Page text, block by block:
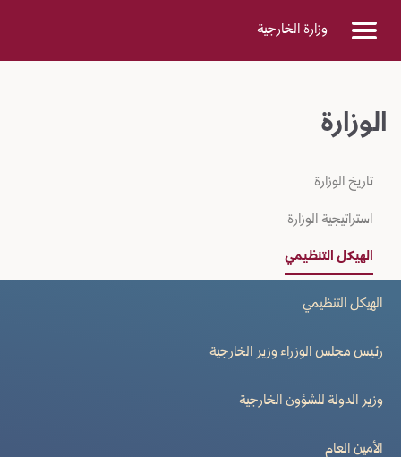
Skip to Main Contentوزارة الخارجية
الوزارة
تاريخ الوزارة
استراتيجية الوزارة
الهيكل التنظيمي
الهيكل التنظيمي
رئيس مجلس الوزراء وزير الخارجية
وزير الدولة للشؤون الخارجية
الأمين العام